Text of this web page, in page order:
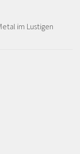
im Lustigen